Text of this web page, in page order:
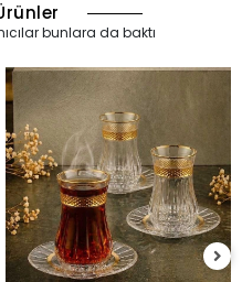
bunlara da baktı